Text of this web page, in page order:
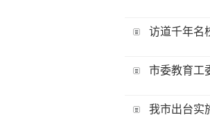
访道千年名
市委教育工
我市出台实